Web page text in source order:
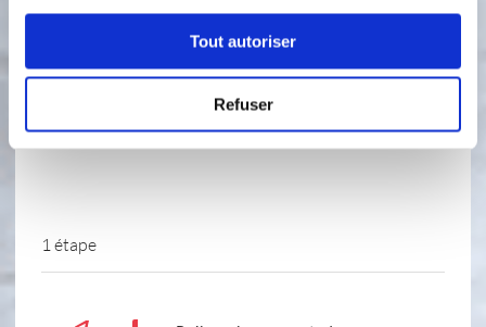
Tout autoriser
Refuser
1 étape